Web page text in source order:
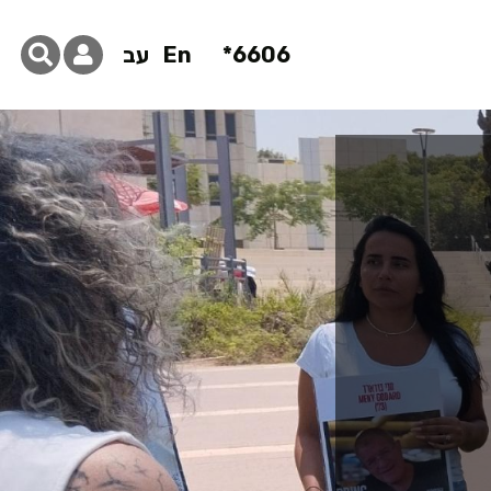
6606*
En עב